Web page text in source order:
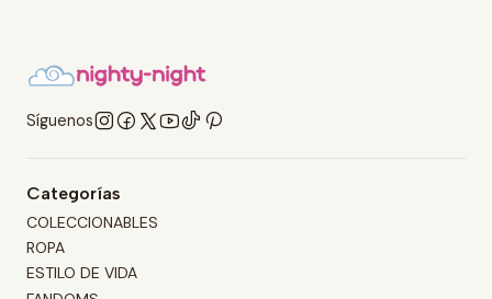
Síguenos
Categorías
COLECCIONABLES
ROPA
ESTILO DE VIDA